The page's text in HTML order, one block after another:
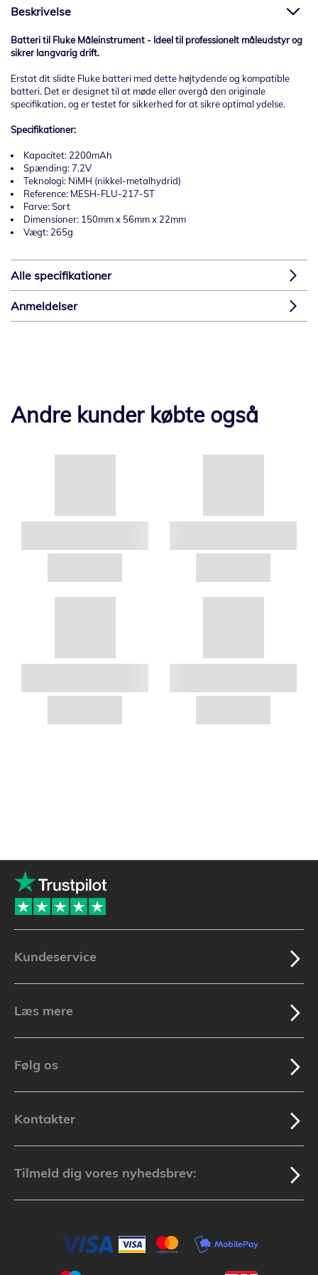
Beskrivelse
Batteri til Fluke Måleinstrument - Ideel til professionelt måleudstyr og
sikrer langvarig drift.
Erstat dit slidte Fluke batteri med dette højtydende og kompatible
batteri. Det er designet til at møde eller overgå den originale
specifikation, og er testet for sikkerhed for at sikre optimal ydelse.
Specifikationer:
Kapacitet: 2200mAh
Spænding: 7.2V
Teknologi: NiMH (nikkel-metalhydrid)
Reference: MESH-FLU-217-ST
Farve: Sort
Dimensioner: 150mm x 56mm x 22mm
Vægt: 265g
Alle specifikationer
Anmeldelser
Andre kunder købte også
Kundeservice
Læs mere
Følg os
Kontakter
Tilmeld dig vores nyhedsbrev: